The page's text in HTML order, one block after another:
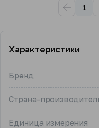
1
Характеристики
Бренд
Страна-
Единица измерения